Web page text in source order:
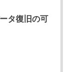
タ復旧の可